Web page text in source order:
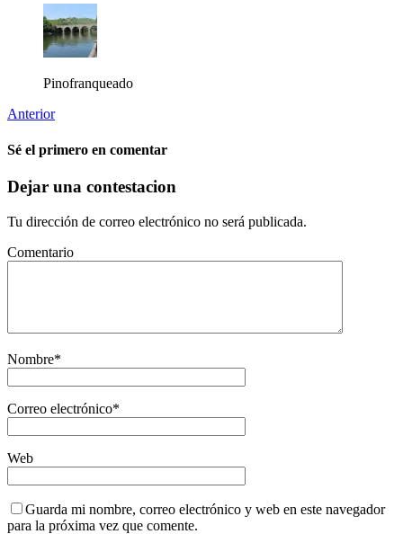
Pinofranqueado
Anterior
Sé el primero en comentar
Dejar una contestacion
Tu dirección de correo electrónico no será publicada.
Comentario
Nombre*
Correo electrónico*
Web
Guarda mi nombre, correo electrónico y web en este navegador
para la próxima vez que comente.